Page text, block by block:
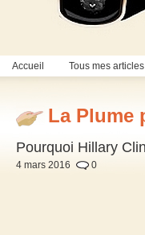
Accueil Tous mes articles
La Plume
Pourquoi Hillary
4 mars 2016 0